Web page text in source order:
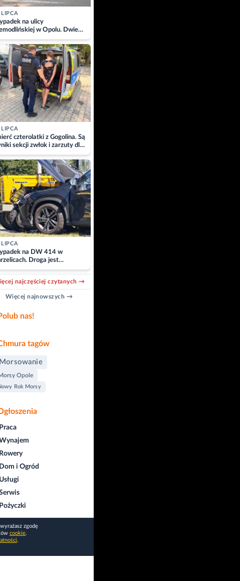
na ulicy
w Opolu. Dwie
w szpitalu
czterolatki z Gogolina. Są
sekcji zwłok i zarzuty dla
na DW 414 w
Droga jest
najczęściej czytanych →
Więcej najnowszych →
nas!
tagów
Opole
Rok Morsy
Praca
Rowery
Dom i Ogród
Usługi
Pożyczki
zgodę
cookie.
.